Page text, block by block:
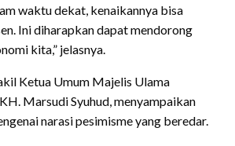
waktu dekat, kenaikannya bisa
Ini diharapkan dapat mendorong
kita,” jelasnya.
Ketua Umum Majelis Ulama
Marsudi Syuhud, menyampaikan
narasi pesimisme yang beredar.